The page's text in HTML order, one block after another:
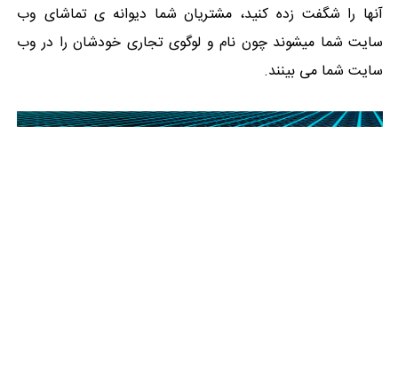
آنها را شگفت زده کنید، مشتریان شما دیوانه ی تماشای وب
سایت شما میشوند چون نام و لوگوی تجاری خودشان را در وب
سایت شما می بینند.